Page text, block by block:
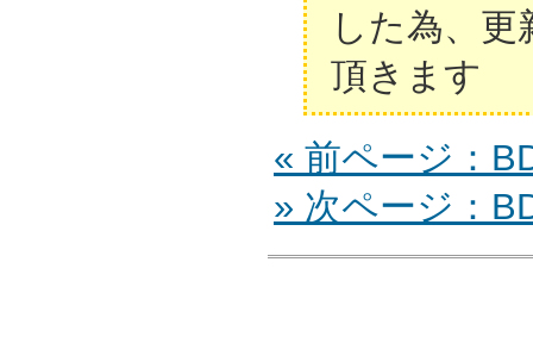
した為、
頂きます
« 前ページ：
» 次ページ：